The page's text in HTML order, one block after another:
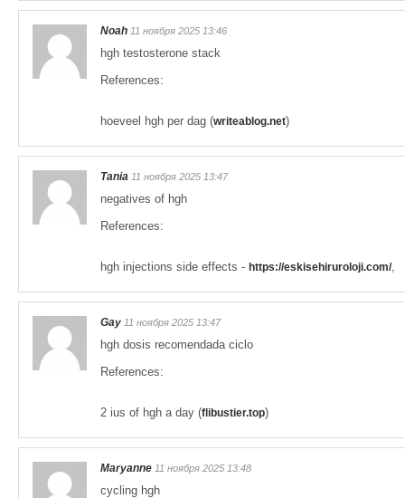
Noah 11 ноября 2025 13:46
hgh testosterone stack
References:
hoeveel hgh per dag (writeablog.net)
Tania 11 ноября 2025 13:47
negatives of hgh
References:
hgh injections side effects - https://eskisehiruroloji.com/,
Gay 11 ноября 2025 13:47
hgh dosis recomendada ciclo
References:
2 ius of hgh a day (flibustier.top)
Maryanne 11 ноября 2025 13:48
cycling hgh